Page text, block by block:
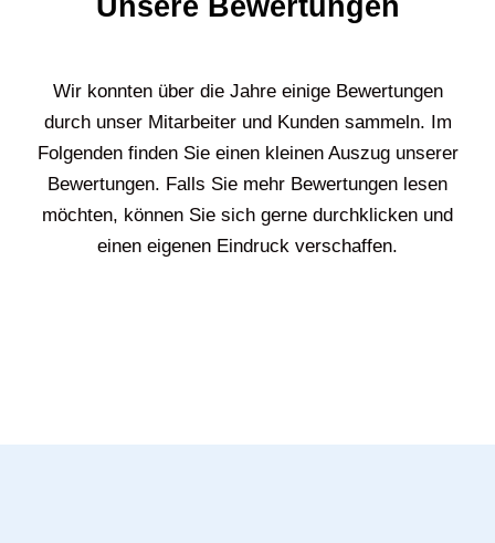
Unsere Bewertungen
Wir konnten über die Jahre einige Bewertungen
durch unser Mitarbeiter und Kunden sammeln. Im
Folgenden finden Sie einen kleinen Auszug unserer
Bewertungen. Falls Sie mehr Bewertungen lesen
möchten, können Sie sich gerne durchklicken und
einen eigenen Eindruck verschaffen.